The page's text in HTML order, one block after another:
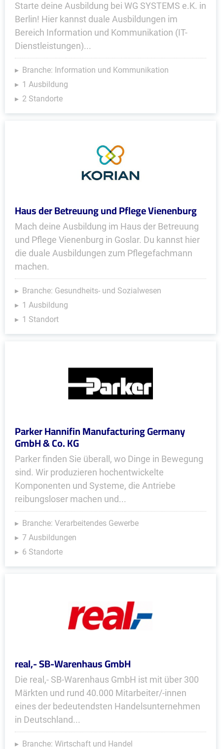
Starte deine Ausbildung bei WG SYSTEMS e.K. in
Berlin! Hier kannst duale Ausbildungen im
Bereich Information und Kommunikation (IT-
Dienstleistungen)...
Branche: Information und Kommunikation
1 Ausbildung
2 Standorte
Haus der Betreuung und Pflege Vienenburg
Mach deine Ausbildung im Haus der Betreuung
und Pflege Vienenburg in Goslar. Du kannst hier
die duale Ausbildungen zum Pflegefachmann
machen.
Branche: Gesundheits- und Sozialwesen
1 Ausbildung
1 Standort
Parker Hannifin Manufacturing Germany
GmbH & Co. KG
Parker finden Sie überall, wo Dinge in Bewegung
sind. Wir produzieren hochentwickelte
Komponenten und Systeme, die Antriebe
reibungsloser machen und...
Branche: Verarbeitendes Gewerbe
7 Ausbildungen
6 Standorte
real,- SB-Warenhaus GmbH
Die real,- SB-Warenhaus GmbH ist mit über 300
Märkten und rund 40.000 Mitarbeiter/-innen
eines der bedeutendsten Handelsunternehmen
in Deutschland...
Branche: Wirtschaft und Handel